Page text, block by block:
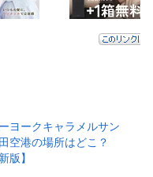
ヨークキャラメルサン
空港の場所はどこ？
版】